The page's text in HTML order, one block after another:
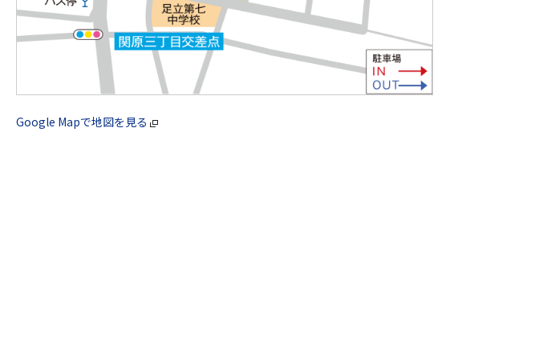
Google Mapで地図を見る